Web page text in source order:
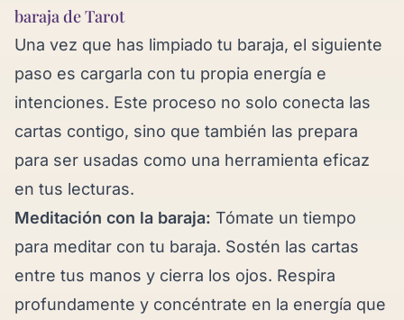
baraja de Tarot
Una vez que has limpiado tu baraja, el siguiente
paso es cargarla con tu propia energía e
intenciones. Este proceso no solo conecta las
cartas contigo, sino que también las prepara
para ser usadas como una herramienta eficaz
en tus lecturas.
Meditación con la baraja: Tómate un tiempo
para meditar con tu baraja. Sostén las cartas
entre tus manos y cierra los ojos. Respira
profundamente y concéntrate en la energía que